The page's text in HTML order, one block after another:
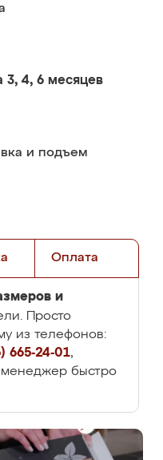
3, 4, 6 месяцев
и подъем
Оплата
и
Просто
из телефонов:
665-24-01,
быстро